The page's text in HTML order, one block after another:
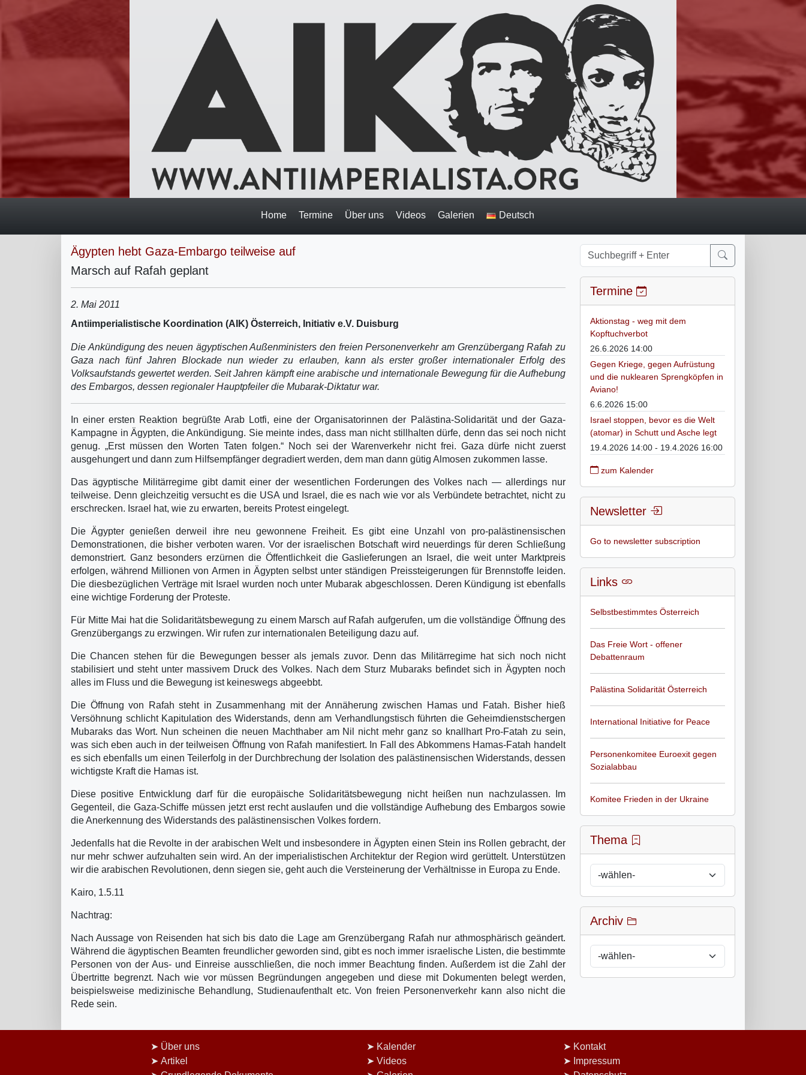
Home Termine Über uns Videos Galerien Deutsch
Ägypten hebt Gaza-Embargo teilweise auf
Marsch auf Rafah geplant
2. Mai 2011
Antiimperialistische Koordination (AIK) Österreich, Initiativ e.V. Duisburg
Die Ankündigung des neuen ägyptischen Außenministers den freien Personenverkehr am Grenzübergang Rafah zu
Gaza nach fünf Jahren Blockade nun wieder zu erlauben, kann als erster großer internationaler Erfolg des
Volksaufstands gewertet werden. Seit Jahren kämpft eine arabische und internationale Bewegung für die Aufhebung
des Embargos, dessen regionaler Hauptpfeiler die Mubarak-Diktatur war.
In einer ersten Reaktion begrüßte Arab Lotfi, eine der Organisatorinnen der Palästina-Solidarität und der Gaza-
Kampagne in Ägypten, die Ankündigung. Sie meinte indes, dass man nicht stillhalten dürfe, denn das sei noch nicht
genug. „Erst müssen den Worten Taten folgen.“ Noch sei der Warenverkehr nicht frei. Gaza dürfe nicht zuerst
ausgehungert und dann zum Hilfsempfänger degradiert werden, dem man dann gütig Almosen zukommen lasse.
Das ägyptische Militärregime gibt damit einer der wesentlichen Forderungen des Volkes nach — allerdings nur
teilweise. Denn gleichzeitig versucht es die USA und Israel, die es nach wie vor als Verbündete betrachtet, nicht zu
erschrecken. Israel hat, wie zu erwarten, bereits Protest eingelegt.
Die Ägypter genießen derweil ihre neu gewonnene Freiheit. Es gibt eine Unzahl von pro-palästinensischen
Demonstrationen, die bisher verboten waren. Vor der israelischen Botschaft wird neuerdings für deren Schließung
demonstriert. Ganz besonders erzürnen die Öffentlichkeit die Gaslieferungen an Israel, die weit unter Marktpreis
erfolgen, während Millionen von Armen in Ägypten selbst unter ständigen Preissteigerungen für Brennstoffe leiden.
Die diesbezüglichen Verträge mit Israel wurden noch unter Mubarak abgeschlossen. Deren Kündigung ist ebenfalls
eine wichtige Forderung der Proteste.
Für Mitte Mai hat die Solidaritätsbewegung zu einem Marsch auf Rafah aufgerufen, um die vollständige Öffnung des
Grenzübergangs zu erzwingen. Wir rufen zur internationalen Beteiligung dazu auf.
Die Chancen stehen für die Bewegungen besser als jemals zuvor. Denn das Militärregime hat sich noch nicht
stabilisiert und steht unter massivem Druck des Volkes. Nach dem Sturz Mubaraks befindet sich in Ägypten noch
alles im Fluss und die Bewegung ist keineswegs abgeebbt.
Die Öffnung von Rafah steht in Zusammenhang mit der Annäherung zwischen Hamas und Fatah. Bisher hieß
Versöhnung schlicht Kapitulation des Widerstands, denn am Verhandlungstisch führten die Geheimdienstschergen
Mubaraks das Wort. Nun scheinen die neuen Machthaber am Nil nicht mehr ganz so knallhart Pro-Fatah zu sein,
was sich eben auch in der teilweisen Öffnung von Rafah manifestiert. In Fall des Abkommens Hamas-Fatah handelt
es sich ebenfalls um einen Teilerfolg in der Durchbrechung der Isolation des palästinensischen Widerstands, dessen
wichtigste Kraft die Hamas ist.
Diese positive Entwicklung darf für die europäische Solidaritätsbewegung nicht heißen nun nachzulassen. Im
Gegenteil, die Gaza-Schiffe müssen jetzt erst recht auslaufen und die vollständige Aufhebung des Embargos sowie
die Anerkennung des Widerstands des palästinensischen Volkes fordern.
Jedenfalls hat die Revolte in der arabischen Welt und insbesondere in Ägypten einen Stein ins Rollen gebracht, der
nur mehr schwer aufzuhalten sein wird. An der imperialistischen Architektur der Region wird gerüttelt. Unterstützen
wir die arabischen Revolutionen, denn siegen sie, geht auch die Versteinerung der Verhältnisse in Europa zu Ende.
Kairo, 1.5.11
Nachtrag:
Nach Aussage von Reisenden hat sich bis dato die Lage am Grenzübergang Rafah nur athmosphärisch geändert.
Während die ägyptischen Beamten freundlicher geworden sind, gibt es noch immer israelische Listen, die bestimmte
Personen von der Aus- und Einreise ausschließen, die noch immer Beachtung finden. Außerdem ist die Zahl der
Übertritte begrenzt. Nach wie vor müssen Begründungen angegeben und diese mit Dokumenten belegt werden,
beispielsweise medizinische Behandlung, Studienaufenthalt etc. Von freien Personenverkehr kann also nicht die
Rede sein.
Termine
Aktionstag - weg mit dem
Kopftuchverbot
26.6.2026 14:00
Gegen Kriege, gegen Aufrüstung
und die nuklearen Sprengköpfen in
Aviano!
6.6.2026 15:00
Israel stoppen, bevor es die Welt
(atomar) in Schutt und Asche legt
19.4.2026 14:00 - 19.4.2026 16:00
zum Kalender
Newsletter
Go to newsletter subscription
Links
Selbstbestimmtes Österreich
Das Freie Wort - offener
Debattenraum
Palästina Solidarität Österreich
International Initiative for Peace
Personenkomitee Euroexit gegen
Sozialabbau
Komitee Frieden in der Ukraine
Thema
Archiv
Über uns
Artikel
Kalender
Videos
Kontakt
Impressum